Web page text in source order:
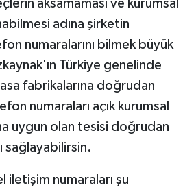
aksamaması ve kurumsal
adına şirketin
numaralarını bilmek büyük
Türkiye genelinde
fabrikalarına doğrudan
numaraları açık kurumsal
uygun olan tesisi doğrudan
sağlayabilirsin.
iletişim numaraları şu